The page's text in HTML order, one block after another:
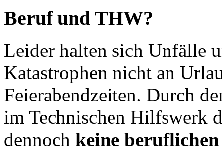
Beruf und THW?
Leider halten sich Unfälle
Katastrophen nicht an
Feierabendzeiten. Durch
im Technischen Hilfswerk
dennoch keine